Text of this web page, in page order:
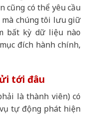
cũng có thể yêu cầu
chúng tôi lưu giữ
bất kỳ dữ liệu nào
đích hành chính,
tới đâu
là thành viên) có
tự động phát hiện